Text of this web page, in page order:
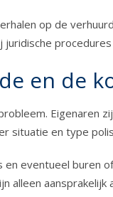
op de
juridische
en de
situatie en type
en eventueel